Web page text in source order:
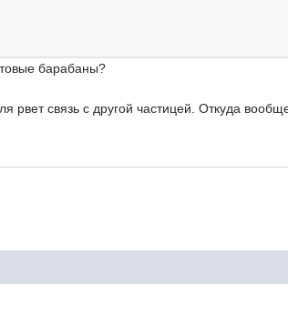
барабаны?
рвет связь с другой частицей. Откуда